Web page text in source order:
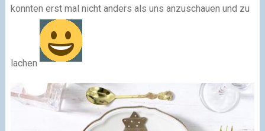
konnten erst mal nicht anders als uns anzuschauen und zu
lachen